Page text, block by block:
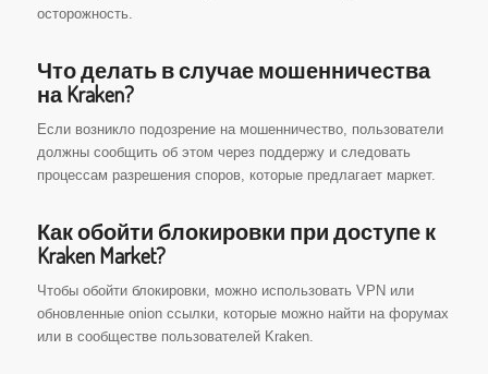
осторожность.
Что делать в случае мошенничества
на Kraken?
Если возникло подозрение на мошенничество, пользователи
должны сообщить об этом через поддержу и следовать
процессам разрешения споров, которые предлагает маркет.
Как обойти блокировки при доступе к
Kraken Market?
Чтобы обойти блокировки, можно использовать VPN или
обновленные onion ссылки, которые можно найти на форумах
или в сообществе пользователей Kraken.